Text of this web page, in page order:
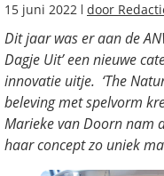
15 juni 2022 door
Dit jaar was er aan de
Dagje Uit’ een nieuwe
innovatie uitje. ‘The
beleving met spelvorm
Marieke van Doorn nam
haar concept zo uniek